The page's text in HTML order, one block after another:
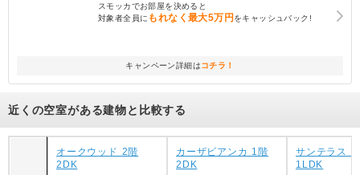
スモッカでお部屋を決めると
対象者全員に もれなく最大5万円をキャッシュバック!
キャンペーン詳細はコチラ！
近くの空室がある建物と比較する
オークウッド 2階
2DK
カーザビアンカ 1階
2DK
サンテラス
1LDK